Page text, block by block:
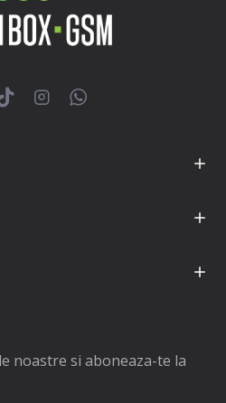
noastre si aboneaza-te la